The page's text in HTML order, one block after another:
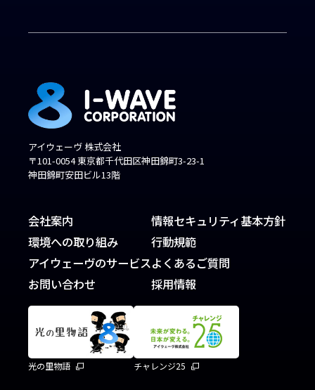
アイウェーヴ 株式会社
〒101-0054 東京都千代田区神田錦町3-23-1
神田錦町安田ビル13階
会社案内
環境への取り組み
アイウェーヴのサービス
お問い合わせ
情報セキュリティ基本方針
行動規範
よくあるご質問
採用情報
光の里物語 チャレンジ25